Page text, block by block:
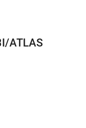
ATLAS